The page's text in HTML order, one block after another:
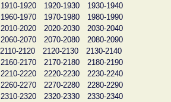
1910-1920 1920-1930
1930-1940
1960-1970 1970-1980
1980-1990
2010-2020 2020-2030
2030-2040
2060-2070 2070-2080
2080-2090
2110-2120 2120-2130
2130-2140
2160-2170 2170-2180
2180-2190
2210-2220 2220-2230
2230-2240
2260-2270 2270-2280
2280-2290
2310-2320 2320-2330
2330-2340